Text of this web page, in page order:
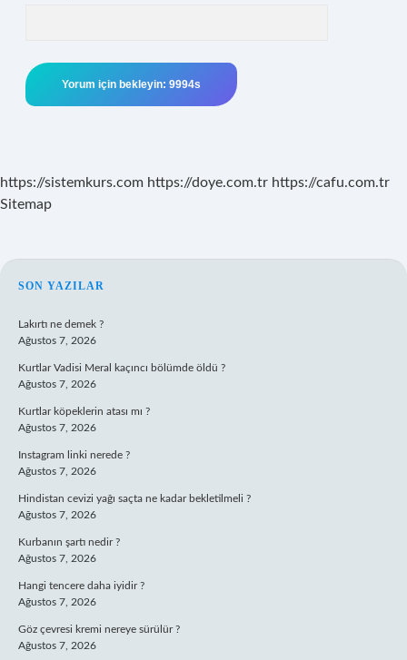
https://sistemkurs.com https://doye.com.tr https://cafu.com.tr
Sitemap
SIDEBAR
SON YAZILAR
Lakırtı ne demek ?
Ağustos 7, 2026
Kurtlar Vadisi Meral kaçıncı bölümde öldü ?
Ağustos 7, 2026
Kurtlar köpeklerin atası mı ?
Ağustos 7, 2026
Instagram linki nerede ?
Ağustos 7, 2026
Hindistan cevizi yağı saçta ne kadar bekletilmeli ?
Ağustos 7, 2026
Kurbanın şartı nedir ?
Ağustos 7, 2026
Hangi tencere daha iyidir ?
Ağustos 7, 2026
Göz çevresi kremi nereye sürülür ?
Ağustos 7, 2026